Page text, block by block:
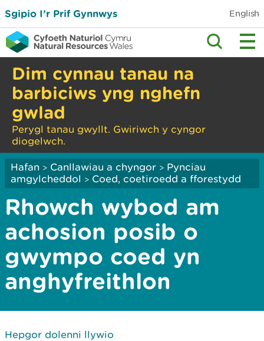
Sgipio I’r Prif Gynnwys English
Dim cynnau tanau na
barbiciws yng nghefn
gwlad
Perygl tanau gwyllt. Gwiriwch y cyngor
diogelwch.
Hafan > Canllawiau a chyngor > Pynciau
amgylcheddol > Coed, coetiroedd a fforestydd
Rhowch wybod am
achosion posib o
gwympo coed yn
anghyfreithlon
Hepgor dolenni llywio